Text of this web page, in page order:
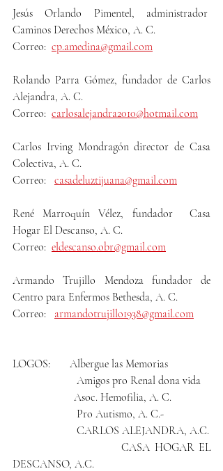
Jesús Orlando Pimentel, administrador
Caminos Derechos México, A. C.
Correo: cp.amedina@gmail.com
Rolando Parra Gómez, fundador de Carlos
Alejandra, A. C.
Correo: carlosalejandra2010@hotmail.com
Carlos Irving Mondragón director de Casa
Colectiva, A. C.
Correo: casadeluztijuana@gmail.com
René Marroquín Vélez, fundador  Casa
Hogar El Descanso, A. C.
Correo: eldescanso.obr@gmail.com
Armando Trujillo Mendoza fundador de
Centro para Enfermos Bethesda, A. C.
Correo: armandotrujillo1938@gmail.com
LOGOS:       Albergue las Memorias
Amigos pro Renal dona vida
Asoc. Hemofilia, A. C.
Pro Autismo, A. C.-
CARLOS ALEJANDRA, A.C.
CASA HOGAR EL
DESCANSO, A.C.